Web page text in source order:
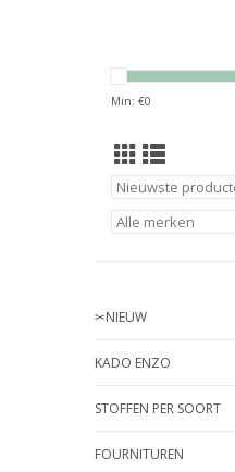
Min: €0
✂︎NIEUW
KADO ENZO
STOFFEN PER SOORT
FOURNITUREN